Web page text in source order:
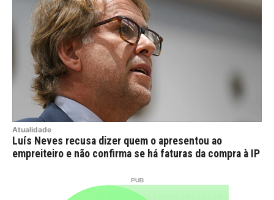
Atualidade
Luís Neves recusa dizer quem o apresentou ao
empreiteiro e não confirma se há faturas da compra à IP